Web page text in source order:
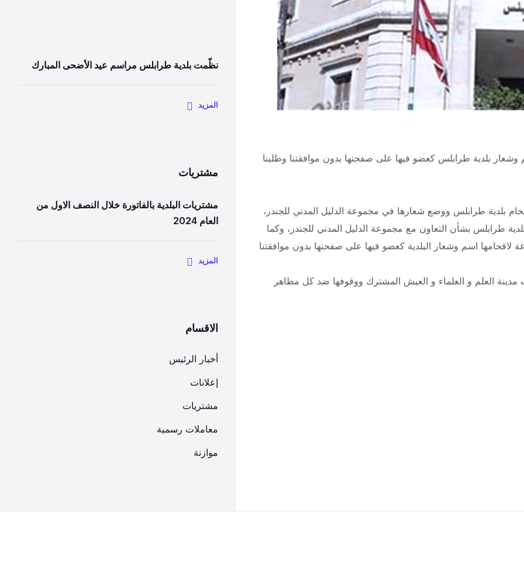
وشعار بلدية طرابلس كعضو فيها على صفحتها بدون موافقتنا وطلبنا
بلدية طرابلس ووضع شعارها في مجموعة الدليل المدني للجندر،
طرابلس بشأن التعاون مع مجموعة الدليل المدني للجندر، وكما
لاقحامها اسم وشعار البلدية كعضو فيها على صفحتها بدون موافقتنا
مدينة العلم و العلماء و العيش المشترك ووقوفها ضد كل مظاهر
نظّمت بلدية طرابلس مراسم عيد الأضحى المبارك
المزيد
مشتريات
مشتريات البلدية بالفاتورة خلال النصف الاول من
العام 2024
المزيد
الاقسام
أخبار الرئيس
إعلانات
مشتريات
معاملات رسمية
موازنة